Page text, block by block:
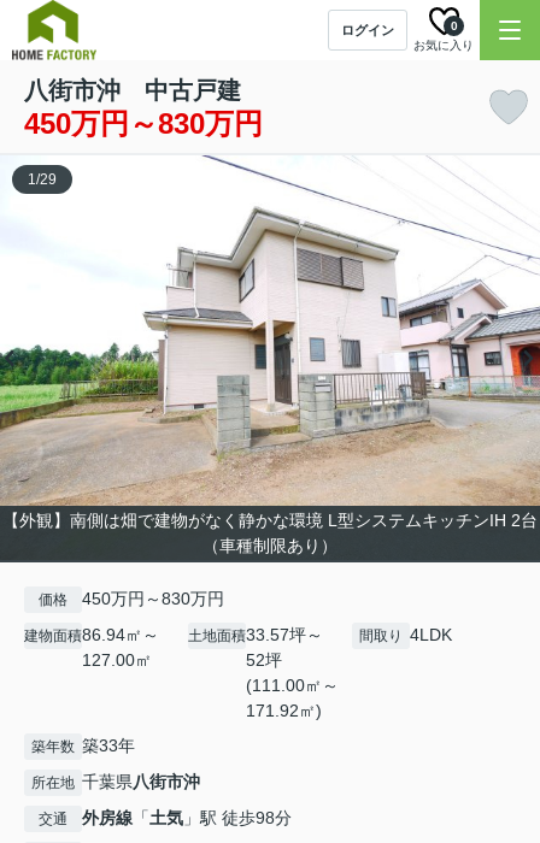
ログイン
お気に入り
0
八街市沖 中古戸建
450万円～830万円
【外観】南側は畑で建物がなく静かな環境 L型システムキッチンIH 2台
（車種制限あり）
1/29
価格 450万円～830万円
建物面積86.94㎡～
127.00㎡
土地面積33.57坪～
52坪
(111.00㎡～
171.92㎡)
間取り 4LDK
築年数 築33年
所在地 千葉県八街市沖
交通 外房線 「土気 」駅 徒歩98分